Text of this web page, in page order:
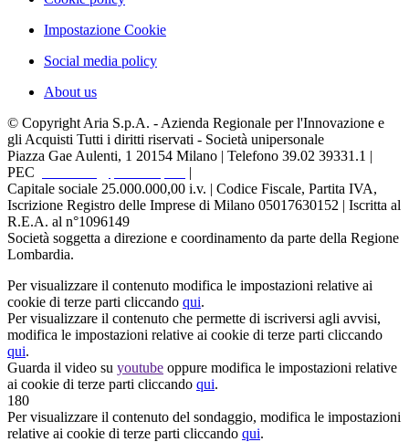
Impostazione Cookie
Social media policy
About us
© Copyright Aria S.p.A. - Azienda Regionale per l'Innovazione e
gli Acquisti Tutti i diritti riservati - Società unipersonale
Piazza Gae Aulenti, 1 20154 Milano | Telefono 39.02 39331.1 |
PEC
|
Capitale sociale 25.000.000,00 i.v. | Codice Fiscale, Partita IVA,
Iscrizione Registro delle Imprese di Milano 05017630152 | Iscritta al
R.E.A. al n°1096149
Società soggetta a direzione e coordinamento da parte della Regione
Lombardia.
Per visualizzare il contenuto modifica le impostazioni relative ai
cookie di terze parti cliccando qui.
Per visualizzare il contenuto che permette di iscriversi agli avvisi,
modifica le impostazioni relative ai cookie di terze parti cliccando
qui.
Guarda il video su youtube oppure modifica le impostazioni relative
ai cookie di terze parti cliccando qui.
180
Per visualizzare il contenuto del sondaggio, modifica le impostazioni
relative ai cookie di terze parti cliccando qui.